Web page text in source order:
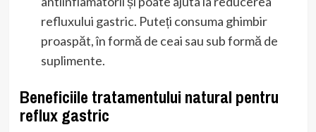
refluxului gastric. Puteți consuma ghimbir
proaspăt, în formă de ceai sau sub formă de
suplimente.
Beneficiile tratamentului natural pentru
reflux gastric